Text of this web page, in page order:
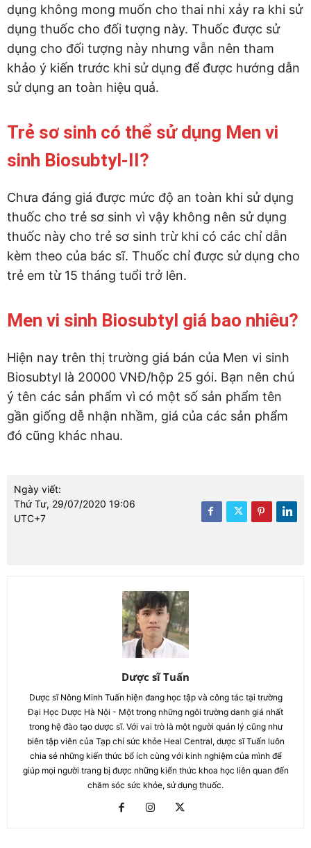
dụng không mong muốn cho thai nhi xảy ra khi sử
dụng thuốc cho đối tượng này. Thuốc được sử
dụng cho đối tượng này nhưng vẫn nên tham
khảo ý kiến trước khi sử dụng để được hướng dẫn
sử dụng an toàn hiệu quả.
Trẻ sơ sinh có thể sử dụng Men vi
sinh Biosubtyl-II?
Chưa đáng giá được mức độ an toàn khi sử dụng
thuốc cho trẻ sơ sinh vì vậy không nên sử dụng
thuốc này cho trẻ sơ sinh trừ khi có các chỉ dẫn
kèm theo của bác sĩ. Thuốc chỉ được sử dụng cho
trẻ em từ 15 tháng tuổi trở lên.
Men vi sinh Biosubtyl giá bao nhiêu?
Hiện nay trên thị trường giá bán của Men vi sinh
Biosubtyl là 20000 VNĐ/hộp 25 gói. Bạn nên chú
ý tên các sản phẩm vì có một số sản phẩm tên
gần giống dễ nhận nhầm, giá của các sản phẩm
đó cũng khác nhau.
Ngày viết:
Thứ Tư, 29/07/2020 19:06
UTC+7
Dược sĩ Tuấn
Dược sĩ Nông Minh Tuấn hiện đang học tập và công tác tại trường
Đại Học Dược Hà Nội - Một trong những ngôi trường danh giá nhất
trong hệ đào tạo dược sĩ. Với vai trò là một người quản lý cũng như
biên tập viên của Tạp chí sức khỏe Heal Central, dược sĩ Tuấn luôn
chia sẻ những kiến thức bổ ích cùng với kinh nghiệm của mình để
giúp mọi người trang bị được những kiến thức khoa học liên quan đến
chăm sóc sức khỏe, sử dụng thuốc.